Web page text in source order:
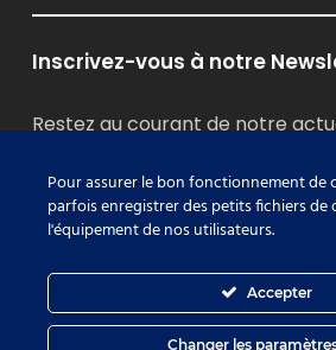
Inscrivez-vous à notre
Restez au courant de notre
Je m'inscris
Pour assurer le bon fonctionnement de
parfois enregistrer des petits fichiers de
l'équipement de nos utilisateurs.
Accepter
Changer les